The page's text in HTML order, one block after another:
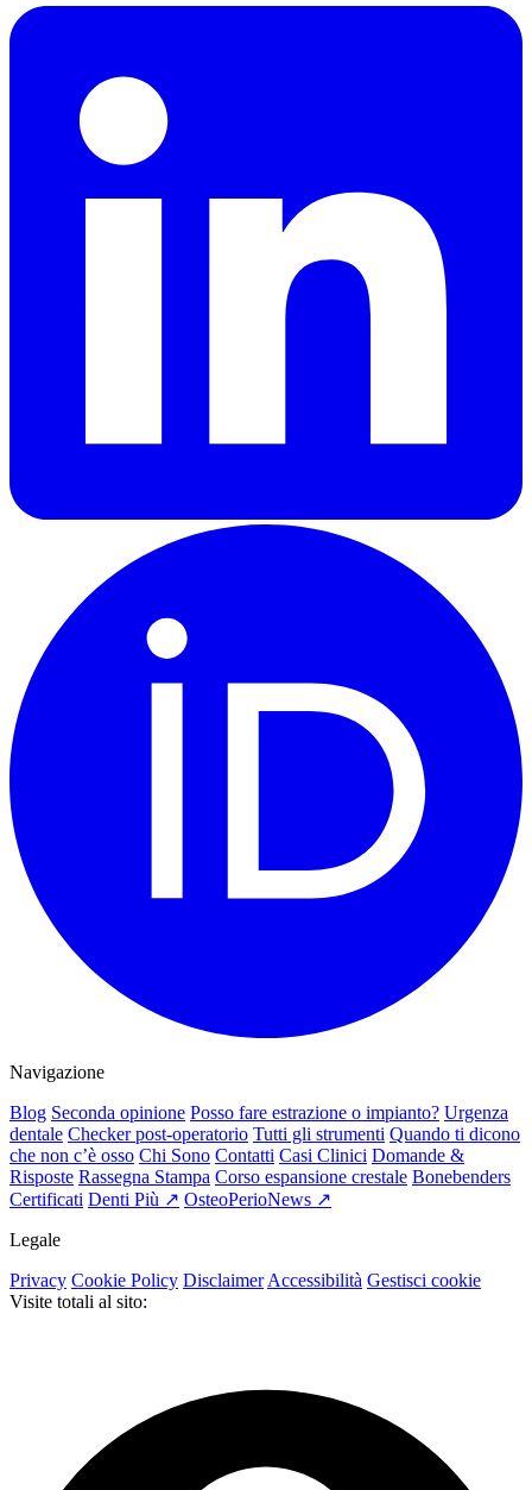
Navigazione
Blog Seconda opinione Posso fare estrazione o impianto? Urgenza
dentale Checker post-operatorio Tutti gli strumenti Quando ti dicono
che non c’è osso Chi Sono Contatti Casi Clinici Domande &
Risposte Rassegna Stampa Corso espansione crestale Bonebenders
Certificati Denti Più ↗ OsteoPerioNews ↗
Legale
Privacy Cookie Policy Disclaimer Accessibilità Gestisci cookie
Visite totali al sito: